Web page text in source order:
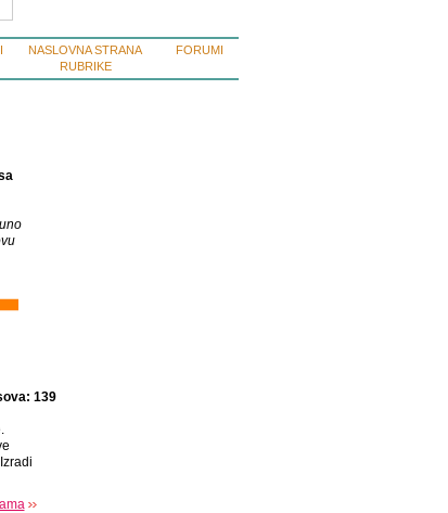
NASLOVNA STRANA
RUBRIKE
FORUMI
139